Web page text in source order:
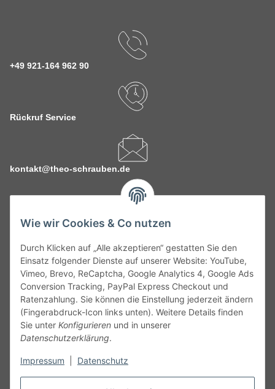
Wie wir Cookies & Co nutzen
Durch Klicken auf „Alle akzeptieren“ gestatten Sie den
Einsatz folgender Dienste auf unserer Website: YouTube,
Vimeo, Brevo, ReCaptcha, Google Analytics 4, Google Ads
Conversion Tracking, PayPal Express Checkout und
Ratenzahlung. Sie können die Einstellung jederzeit ändern
(Fingerabdruck-Icon links unten). Weitere Details finden
Sie unter Konfigurieren und in unserer
Datenschutzerklärung.
Impressum Datenschutz
+49 921-164 962 90
Rückruf Service
kontakt@theo-schrauben.de
Service
Gesetzliche Informationen
Alle technischen Angaben ohne Gewähr. Irrtümer und fehlerhafte
Angaben vorbehalten. Wenn Sie Datenblätter oder spezielle
unseren Kundenservice. Abbildungen der Artikel können